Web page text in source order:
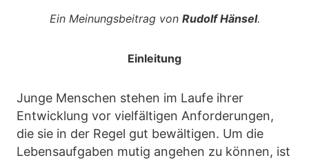
Ein Meinungsbeitrag von Rudolf Hänsel.
Einleitung
Junge Menschen stehen im Laufe ihrer
Entwicklung vor vielfältigen Anforderungen,
die sie in der Regel gut bewältigen. Um die
Lebensaufgaben mutig angehen zu können, ist